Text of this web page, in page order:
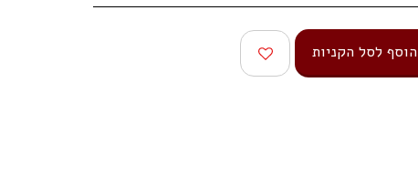
הוסף לסל הקניות